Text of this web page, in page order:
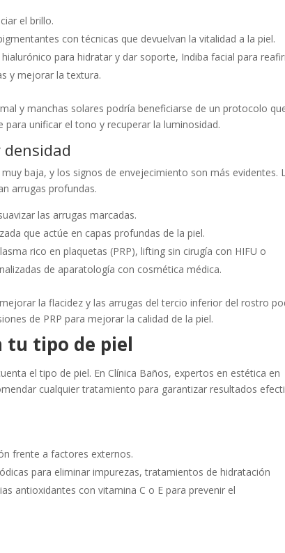
el brillo.
con técnicas que devuelvan la vitalidad a la piel.
para hidratar y dar soporte, Indiba facial para
y mejorar la textura.
y manchas solares podría beneficiarse de un protocolo
unificar el tono y recuperar la luminosidad.
baja, y los signos de envejecimiento son más evidentes.
arrugas profundas.
las arrugas marcadas.
que actúe en capas profundas de la piel.
rico en plaquetas (PRP), lifting sin cirugía con HIFU o
de aparatología con cosmética médica.
la flacidez y las arrugas del tercio inferior del rostro
de PRP para mejorar la calidad de la piel.
tu tipo de piel
el tipo de piel. En Clínica Baños, expertos en estética en
cualquier tratamiento para garantizar resultados
frente a factores externos.
para eliminar impurezas, tratamientos de hidratación
antioxidantes con vitamina C o E para prevenir el